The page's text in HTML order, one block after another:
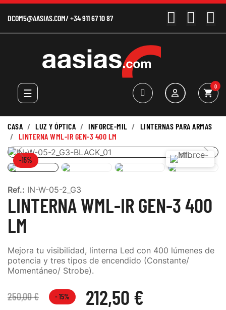
DCOM5@AASIAS.COM/+34 911 67 10 87
Navegación
de
☰ shopping_cart
0
CASA LUZ Y ÓPTICA INFORCE-MIL
LINTERNAS PARA ARMAS
LINTERNA WML-IR GEN-3 400 LM
-15%
Ref.: IN-W-05-2_G3
LINTERNA WML-IR GEN-3 400
LM
Mejora tu visibilidad, linterna Led con 400 lúmenes de
potencia y tres tipos de encendido (Constante/
Momentáneo/ Strobe).
250,00 € 212,50 €
- 15%